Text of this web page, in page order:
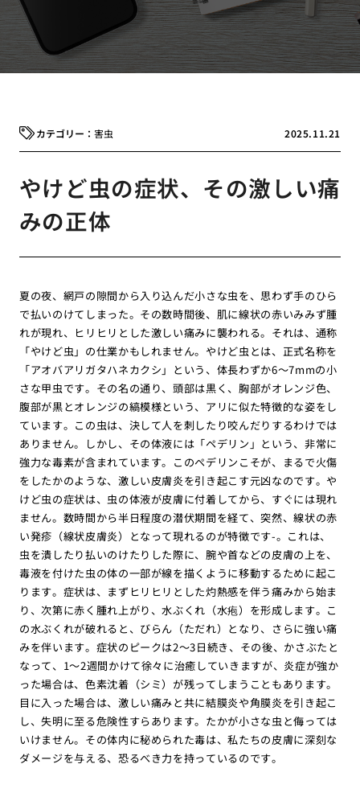
2025.11.21
害虫
やけど虫の症状、その激しい痛
みの正体
夏の夜、網戸の隙間から入り込んだ小さな虫を、思わず手のひら
で払いのけてしまった。その数時間後、肌に線状の赤いみみず腫
れが現れ、ヒリヒリとした激しい痛みに襲われる。それは、通称
「やけど虫」の仕業かもしれません。やけど虫とは、正式名称を
「アオバアリガタハネカクシ」という、体長わずか6〜7mmの小
さな甲虫です。その名の通り、頭部は黒く、胸部がオレンジ色、
腹部が黒とオレンジの縞模様という、アリに似た特徴的な姿をし
ています。この虫は、決して人を刺したり咬んだりするわけでは
ありません。しかし、その体液には「ペデリン」という、非常に
強力な毒素が含まれています。このペデリンこそが、まるで火傷
をしたかのような、激しい皮膚炎を引き起こす元凶なのです。や
けど虫の症状は、虫の体液が皮膚に付着してから、すぐには現れ
ません。数時間から半日程度の潜伏期間を経て、突然、線状の赤
い発疹（線状皮膚炎）となって現れるのが特徴です-。これは、
虫を潰したり払いのけたりした際に、腕や首などの皮膚の上を、
毒液を付けた虫の体の一部が線を描くように移動するために起こ
ります。症状は、まずヒリヒリとした灼熱感を伴う痛みから始ま
り、次第に赤く腫れ上がり、水ぶくれ（水疱）を形成します。こ
の水ぶくれが破れると、びらん（ただれ）となり、さらに強い痛
みを伴います。症状のピークは2〜3日続き、その後、かさぶたと
なって、1〜2週間かけて徐々に治癒していきますが、炎症が強か
った場合は、色素沈着（シミ）が残ってしまうこともあります。
目に入った場合は、激しい痛みと共に結膜炎や角膜炎を引き起こ
し、失明に至る危険性すらあります。たかが小さな虫と侮っては
いけません。その体内に秘められた毒は、私たちの皮膚に深刻な
ダメージを与える、恐るべき力を持っているのです。